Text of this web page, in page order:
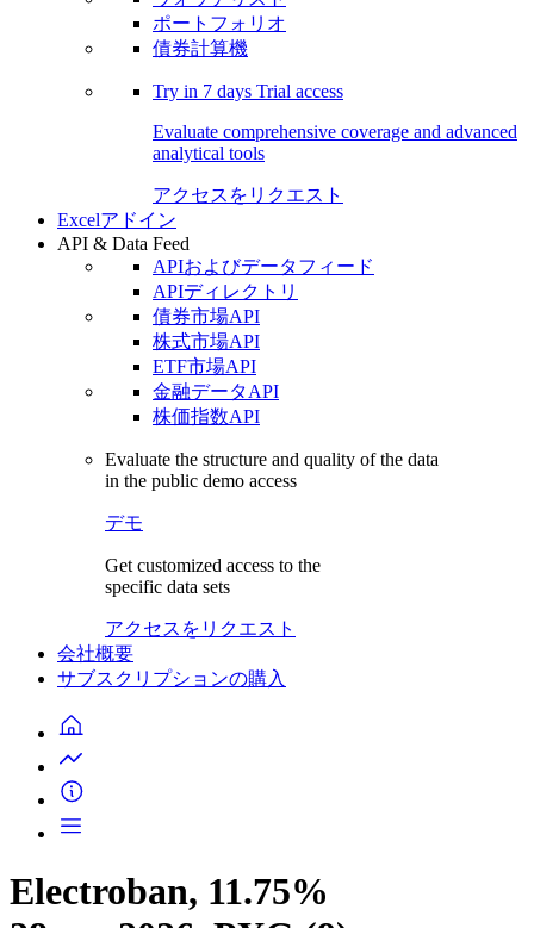
ポートフォリオ
債券計算機
Try in 7 days Trial access
Evaluate comprehensive coverage and advanced
analytical tools
アクセスをリクエスト
Excelアドイン
API & Data Feed
APIおよびデータフィード
APIディレクトリ
債券市場API
株式市場API
ETF市場API
金融データAPI
株価指数API
Evaluate the structure and quality of the data
in the public demo access
デモ
Get customized access to the
specific data sets
アクセスをリクエスト
会社概要
サブスクリプションの購入
Electroban, 11.75%